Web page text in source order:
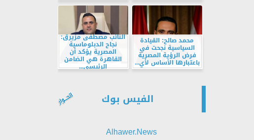
محمد صالح: القيادة
السياسية نجحت في
فرض الرؤية المصرية
باعتبارها الأساس لأي...
النائب مصطفى مزيرق:
نجاح الدبلوماسية
المصرية يؤكد أن
القاهرة هي الضامن
الرئيسي...
الفيس بوك
Alhawer.News